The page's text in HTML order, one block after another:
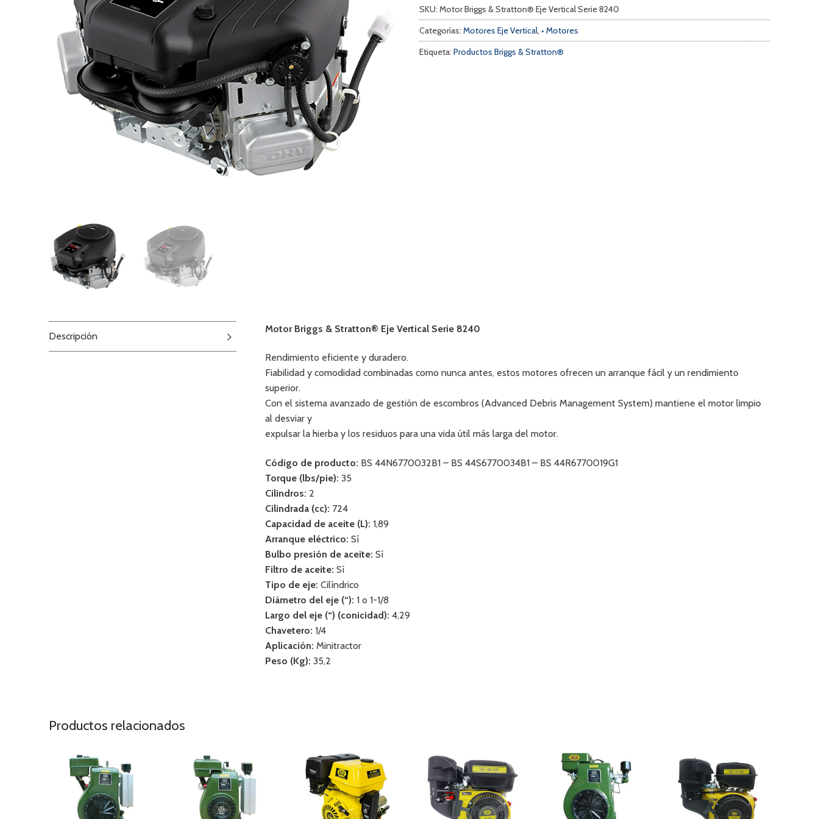
Servicio Técnico
Contacto
Búsqueda
de
productos
SKU: Motor Briggs & Stratton® Eje Vertical Serie 8240
Categorías: Motores Eje Vertical, • Motores
Etiqueta: Productos Briggs & Stratton®
Descripción
Motor Briggs & Stratton® Eje Vertical Serie 8240
Rendimiento eficiente y duradero.
Fiabilidad y comodidad combinadas como nunca antes, estos motores ofrecen un arranque fácil y un rendimiento
superior.
Con el sistema avanzado de gestión de escombros (Advanced Debris Management System) mantiene el motor limpio
al desviar y
expulsar la hierba y los residuos para una vida útil más larga del motor.
Código de producto: BS 44N6770032B1 – BS 44S6770034B1 – BS 44R6770019G1
Torque (lbs/pie): 35
Cilindros: 2
Cilindrada (cc): 724
Capacidad de aceite (L): 1,89
Arranque eléctrico: Sí
Bulbo presión de aceite: Sí
Filtro de aceite: Sí
Tipo de eje: Cilíndrico
Diámetro del eje (“): 1 o 1-1/8
Largo del eje (“) (conicidad): 4,29
Chavetero: 1/4
Aplicación: Minitractor
Peso (Kg): 35,2
Productos relacionados